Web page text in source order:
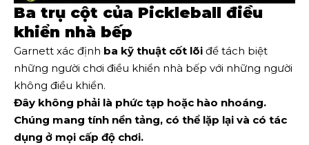
Ba trụ cột của Pickleball điều
khiển nhà bếp
Garnett xác định ba kỹ thuật cốt lõi để tách biệt
những người chơi điều khiển nhà bếp với những người
không điều khiển.
Đây không phải là phức tạp hoặc hào nhoáng.
Chúng mang tính nền tảng, có thể lặp lại và có tác
dụng ở mọi cấp độ chơi.